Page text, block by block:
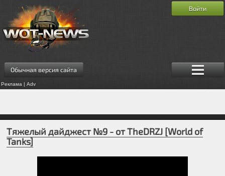
Обычная версия сайта
Реклама | Adv
Войти
Тяжелый дайджест №9 - от TheDRZJ [World of
Tanks]